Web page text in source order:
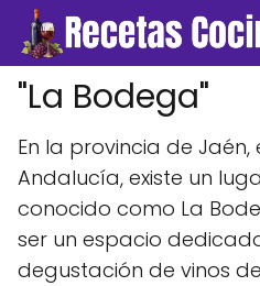
"La Bodega"
En la provincia de
Andalucía, existe un
conocido como La
ser un espacio
degustación de vinos